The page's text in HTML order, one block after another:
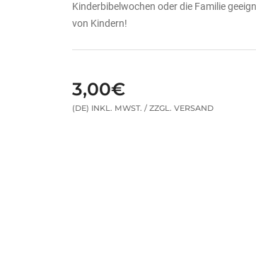
Kinderbibelwochen oder die Familie
von Kindern!
3,00€
(DE) INKL. MWST. / ZZGL. VERSAND